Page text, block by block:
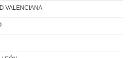
VALENCIANA